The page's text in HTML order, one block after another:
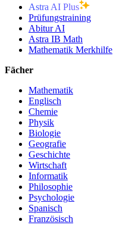
Astra AI Plus
Prüfungstraining
Abitur AI
Astra IB Math
Mathematik Merkhilfe
Fächer
Mathematik
Englisch
Chemie
Physik
Biologie
Geografie
Geschichte
Wirtschaft
Informatik
Philosophie
Psychologie
Spanisch
Französisch